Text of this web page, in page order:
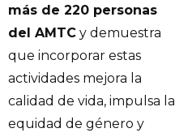
más de 220 personas
del AMTC y demuestra
que incorporar estas
actividades mejora la
calidad de vida, impulsa la
equidad de género y